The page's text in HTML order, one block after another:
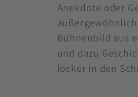
Anekdote oder
Bühnenbild aus
und dazu
locker in den